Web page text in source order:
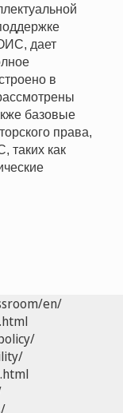
дает
в
базовые
права,
таких как
en/